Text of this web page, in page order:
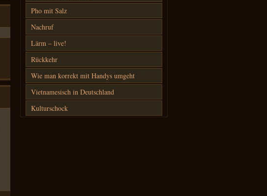
Pho mit Salz
Nachruf
Lärm – live!
Rückkehr
Wie man korrekt mit Handys umgeht
Vietnamesisch in Deutschland
Kulturschock